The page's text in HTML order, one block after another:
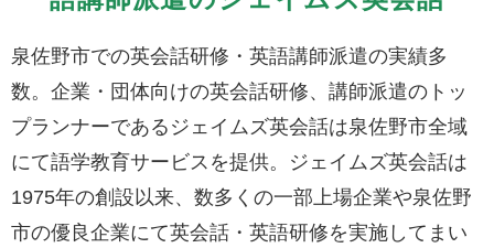
泉佐野市での英会話研修・英語講師派遣の実績多
数。企業・団体向けの英会話研修、講師派遣のトッ
プランナーであるジェイムズ英会話は泉佐野市全域
にて語学教育サービスを提供。ジェイムズ英会話は
1975年の創設以来、数多くの一部上場企業や泉佐野
市の優良企業にて英会話・英語研修を実施してまい